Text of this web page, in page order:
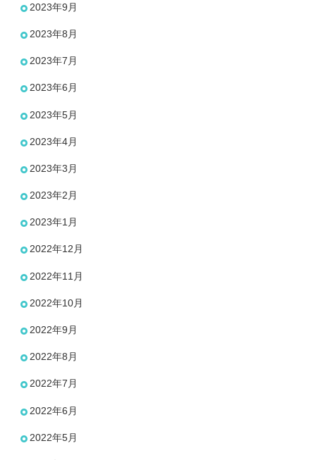
2023年9月
2023年8月
2023年7月
2023年6月
2023年5月
2023年4月
2023年3月
2023年2月
2023年1月
2022年12月
2022年11月
2022年10月
2022年9月
2022年8月
2022年7月
2022年6月
2022年5月